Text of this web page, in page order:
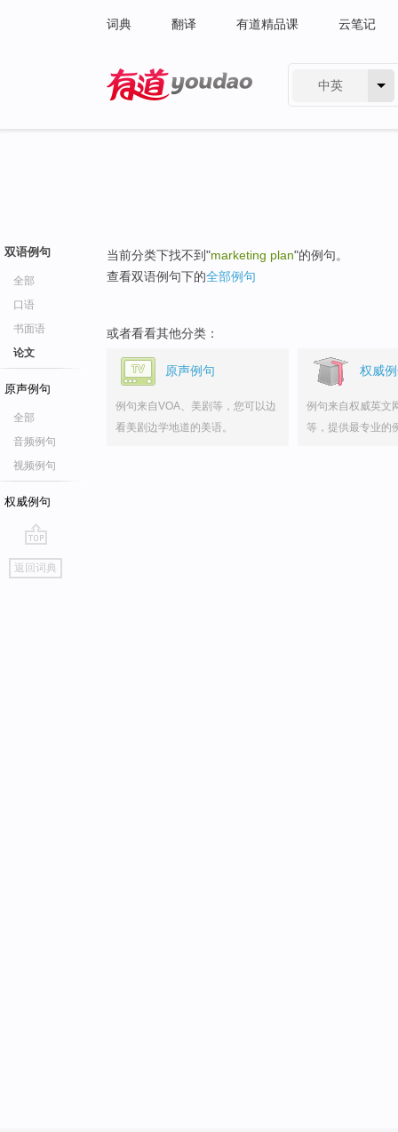
词典 翻译 有道精品课 云笔记
中英
双语例句
全部
口语
书面语
论文
原声例句
全部
音频例句
视频例句
权威例句
go
top
返回词典
当前分类下找不到"marketing plan"的例句。
查看双语例句下的全部例句
或者看看其他分类：
原声例句
例句来自VOA、美剧等，您可以边
看美剧边学地道的美语。
权威
例句来自权威英文
等，提供最专业的